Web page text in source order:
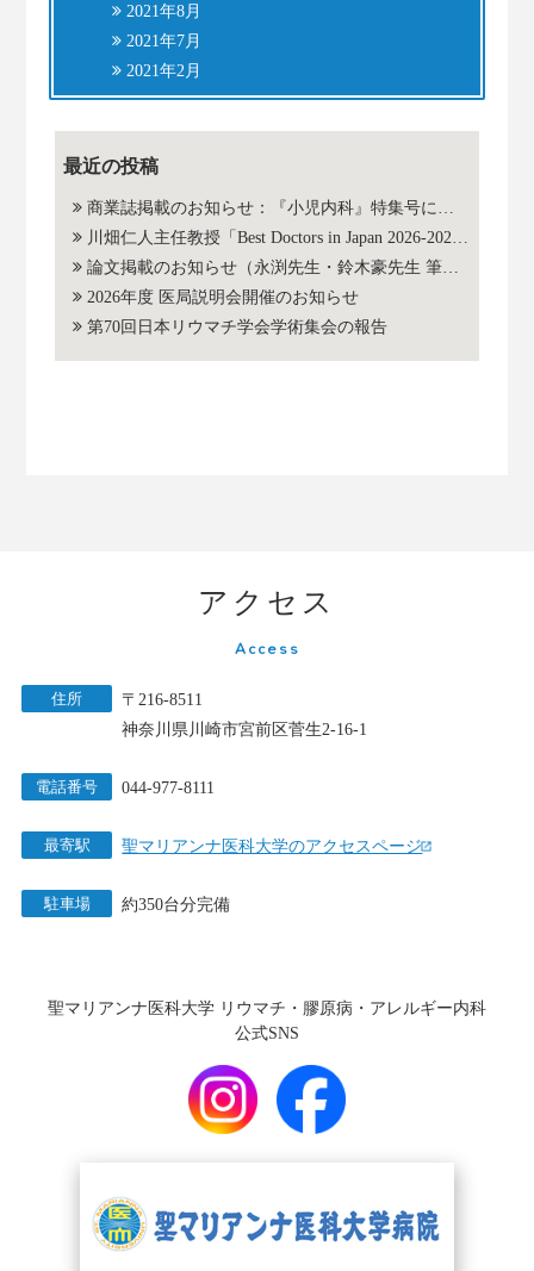
2021年8月
2021年7月
2021年2月
最近の投稿
商業誌掲載のお知らせ：『小児内科』特集号に当科スタッフの座談会・総論が掲載されました
川畑仁人主任教授「Best Doctors in Japan 2026-2027」選出のご報告
論文掲載のお知らせ（永渕先生・鈴木豪先生 筆頭著者）
2026年度 医局説明会開催のお知らせ
第70回日本リウマチ学会学術集会の報告
アクセス
Access
住所
〒216-8511
神奈川県川崎市宮前区菅生2-16-1
電話番号 044-977-8111
最寄駅 聖マリアンナ医科大学のアクセスページ
駐車場 約350台分完備
聖マリアンナ医科大学 リウマチ・膠原病・アレルギー内科
公式SNS